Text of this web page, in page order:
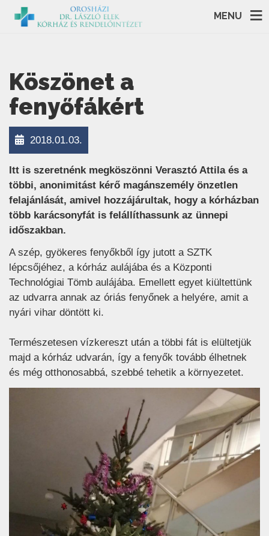
MENU
Köszönet a
fenyőfákért
2018.01.03.
Itt is szeretnénk megköszönni Verasztó Attila és a
többi, anonimitást kérő magánszemély önzetlen
felajánlását, amivel hozzájárultak, hogy a kórházban
több karácsonyfát is felállíthassunk az ünnepi
időszakban.
A szép, gyökeres fenyőkből így jutott a SZTK
lépcsőjéhez, a kórház aulájába és a Központi
Technológiai Tömb aulájába. Emellett egyet kiültettünk
az udvarra annak az óriás fenyőnek a helyére, amit a
nyári vihar döntött ki.
Természetesen vízkereszt után a többi fát is elültetjük
majd a kórház udvarán, így a fenyők tovább élhetnek
és még otthonosabbá, szebbé tehetik a környezetet.